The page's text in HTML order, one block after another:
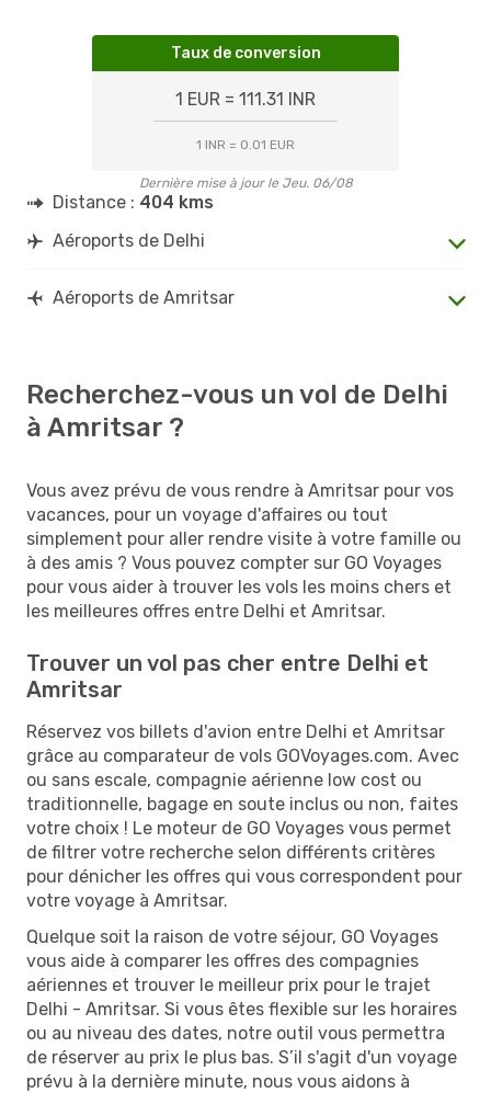
Taux de conversion
1 EUR = 111.31 INR
1 INR = 0.01 EUR
Dernière mise à jour le Jeu. 06/08
Distance : 404 kms
Aéroports de Delhi
Aéroports de Amritsar
Recherchez-vous un vol de Delhi
à Amritsar ?
Vous avez prévu de vous rendre à Amritsar pour vos
vacances, pour un voyage d'affaires ou tout
simplement pour aller rendre visite à votre famille ou
à des amis ? Vous pouvez compter sur GO Voyages
pour vous aider à trouver les vols les moins chers et
les meilleures offres entre Delhi et Amritsar.
Trouver un vol pas cher entre Delhi et
Amritsar
Réservez vos billets d'avion entre Delhi et Amritsar
grâce au comparateur de vols GOVoyages.com. Avec
ou sans escale, compagnie aérienne low cost ou
traditionnelle, bagage en soute inclus ou non, faites
votre choix ! Le moteur de GO Voyages vous permet
de filtrer votre recherche selon différents critères
pour dénicher les offres qui vous correspondent pour
votre voyage à Amritsar.
Quelque soit la raison de votre séjour, GO Voyages
vous aide à comparer les offres des compagnies
aériennes et trouver le meilleur prix pour le trajet
Delhi - Amritsar. Si vous êtes flexible sur les horaires
ou au niveau des dates, notre outil vous permettra
de réserver au prix le plus bas. S’il s'agit d'un voyage
prévu à la dernière minute, nous vous aidons à